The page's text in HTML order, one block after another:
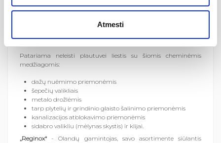
Atmesti
naudoti tik buityje.
Jei susidaro kalkių nuosėdos rekomenduojame jas pašalinti
Patariama neleisti plautuvei liestis su šiomis cheminėmis
medžiagomis:
dažų nuėmimo priemonėmis
šepečių valikliais
metalo drožlėmis
tarp plytelių ir grindinio glaisto šalinimo priemonėmis
kanalizacijos atblokavimo priemonėmis
sidabro valikliu (mėlynas skystis) ir klijai.
„Reginox“ - Olandų gamintojas, savo asortimente siūlantis